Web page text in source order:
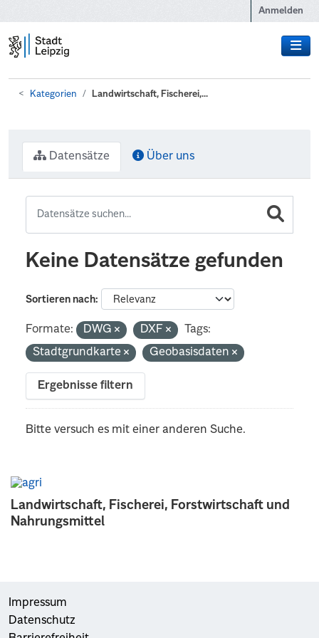
Anmelden
Kategorien Landwirtschaft, Fischerei,...
Landwirtschaft, Fischerei, Forstwirtschaft und
Nahrungsmittel
Datensätze Über uns
Keine Datensätze gefunden
Sortieren nach
Formate: DWG DXF
Tags:
Stadtgrundkarte
Geobasisdaten
Ergebnisse filtern
Bitte versuch es mit einer anderen Suche.
Impressum
Datenschutz